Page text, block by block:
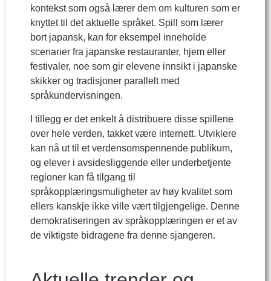
kontekst som også lærer dem om kulturen som er
knyttet til det aktuelle språket. Spill som lærer
bort japansk, kan for eksempel inneholde
scenarier fra japanske restauranter, hjem eller
festivaler, noe som gir elevene innsikt i japanske
skikker og tradisjoner parallelt med
språkundervisningen.
I tillegg er det enkelt å distribuere disse spillene
over hele verden, takket være internett. Utviklere
kan nå ut til et verdensomspennende publikum,
og elever i avsidesliggende eller underbetjente
regioner kan få tilgang til
språkopplæringsmuligheter av høy kvalitet som
ellers kanskje ikke ville vært tilgjengelige. Denne
demokratiseringen av språkopplæringen er et av
de viktigste bidragene fra denne sjangeren.